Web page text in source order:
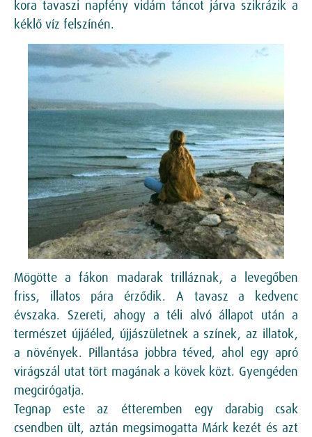
kora tavaszi napfény vidám táncot járva szikrázik a
kéklő víz felszínén.
Mögötte a fákon madarak trilláznak, a levegőben
friss, illatos pára érződik. A tavasz a kedvenc
évszaka. Szereti, ahogy a téli alvó állapot után a
természet újjáéled, újjászületnek a színek, az illatok,
a növények. Pillantása jobbra téved, ahol egy apró
virágszál utat tört magának a kövek közt. Gyengéden
megcirógatja.
Tegnap este az étteremben egy darabig csak
csendben ült, aztán megsimogatta Márk kezét és azt